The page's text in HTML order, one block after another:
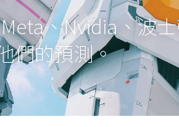
、Nvidia、波
們的預測。